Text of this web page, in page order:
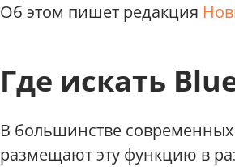
Об этом пишет редакция
Где искать
В большинстве
размещают эту функцию в